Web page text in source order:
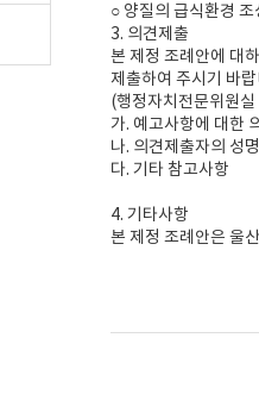
○ 양질의 급식환경
3. 의견제출
본 제정 조례안에 대
제출하여 주시기 바랍
(행정자치전문위원
가. 예고사항에 대한
나. 의견제출자의 성
다. 기타 참고사항
4. 기타사항
본 제정 조례안은 울